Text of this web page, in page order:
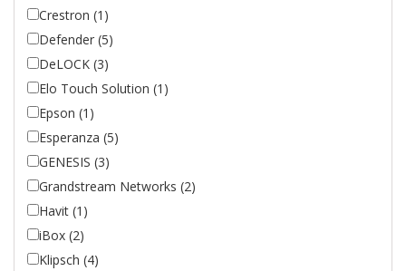
Crestron (1)
Defender (5)
DeLOCK (3)
Elo Touch Solution (1)
Epson (1)
Esperanza (5)
GENESIS (3)
Grandstream Networks (2)
Havit (1)
iBox (2)
Klipsch (4)